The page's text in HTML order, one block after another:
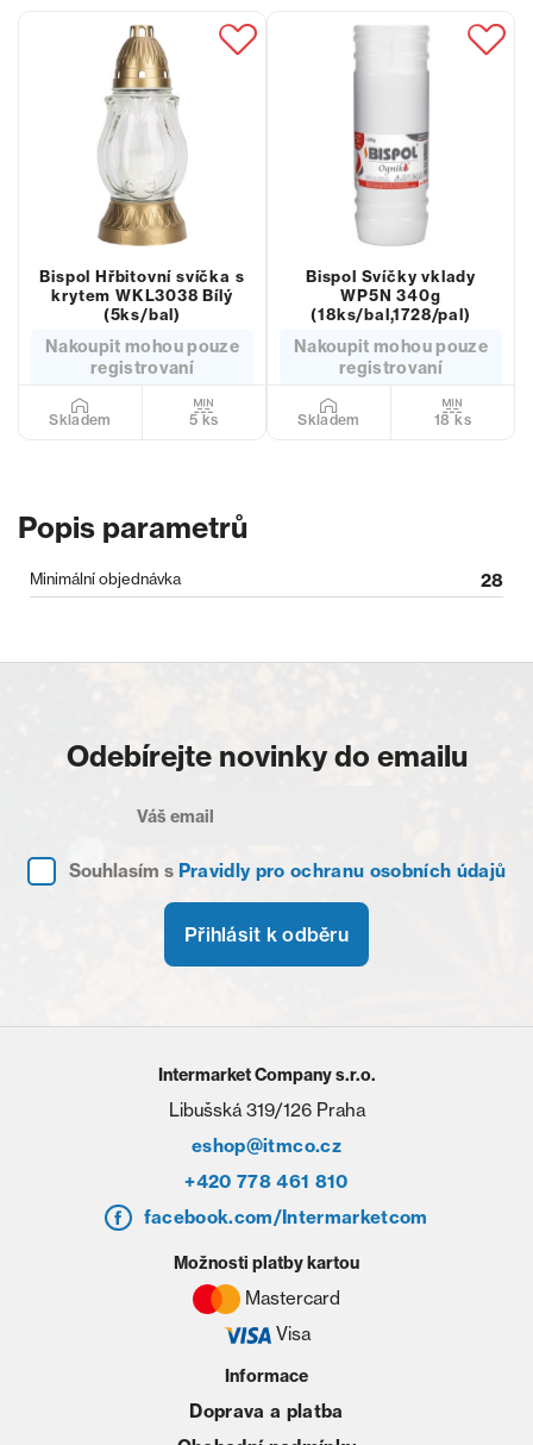
Bispol Hřbitovní svíčka s
krytem WKL3038 Bílý
(5ks/bal)
Nakoupit mohou pouze
registrovaní
Skladem 5 ks
Bispol Svíčky vklady
WP5N 340g
(18ks/bal,1728/pal)
Nakoupit mohou pouze
registrovaní
Skladem 18 ks
Popis parametrů
Minimální objednávka 28
Odebírejte novinky do emailu
Souhlasím s Pravidly pro ochranu osobních údajů
Přihlásit k odběru
Intermarket Company s.r.o.
Libušská 319/126 Praha
eshop@itmco.cz
+420 778 461 810
facebook.com/Intermarketcom
Informace
Doprava a platba
Možnosti platby kartou
Mastercard
Visa